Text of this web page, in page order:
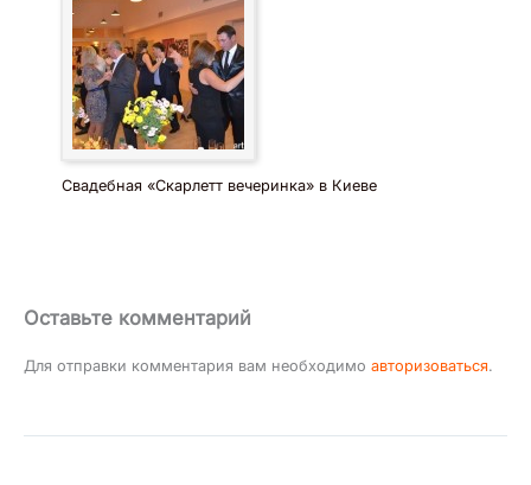
Свадебная «Скарлетт вечеринка» в Киеве
Оставьте комментарий
Для отправки комментария вам необходимо авторизоваться.